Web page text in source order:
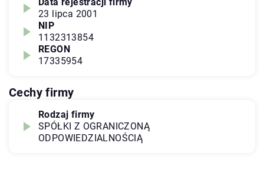
23 lipca 2001
NIP
1132313854
REGON
17335954
Cechy firmy
Rodzaj firmy
SPÓŁKI Z OGRANICZONĄ
ODPOWIEDZIALNOŚCIĄ